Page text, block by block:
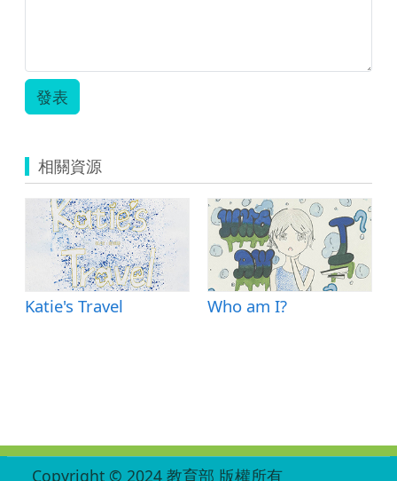
發表
相關資源
Katie's Travel Who am I?
Copyright © 2024 教育部 版權所有